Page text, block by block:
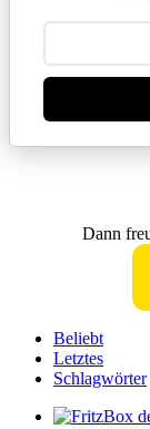
Dann
Beliebt
Letztes
Schlagwörter